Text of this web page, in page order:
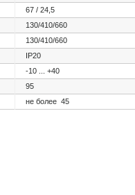
67 / 24,5
130/410/660
130/410/660
IP20
-10 ... +40
95
не более 45